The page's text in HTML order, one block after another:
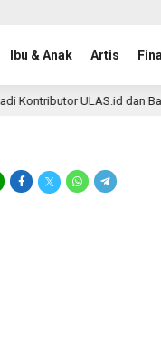
Ibu & Anak Artis
ULAS.id dan